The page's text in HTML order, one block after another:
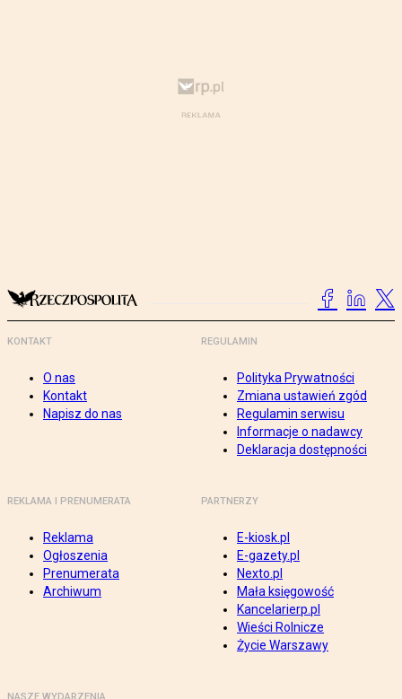
KONTAKT
O nas
Kontakt
Napisz do nas
REGULAMIN
Polityka Prywatności
Zmiana ustawień zgód
Regulamin serwisu
Informacje o nadawcy
Deklaracja dostępności
REKLAMA I PRENUMERATA
Reklama
Ogłoszenia
Prenumerata
Archiwum
PARTNERZY
E-kiosk.pl
E-gazety.pl
Nexto.pl
Mała księgowość
Kancelarierp.pl
Wieści Rolnicze
Życie Warszawy